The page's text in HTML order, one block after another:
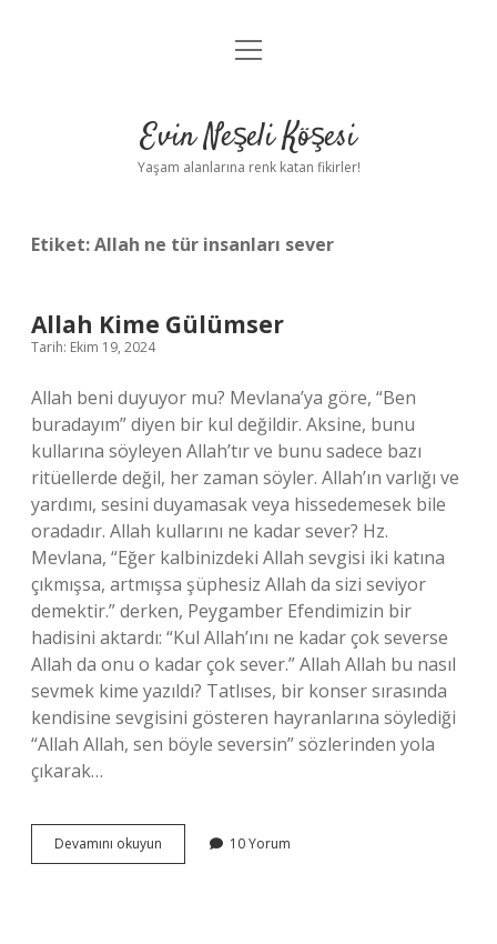
Anasayfa
Yasal Uyarı
menüyü
Evin Neşeli Köşesi
Yaşam alanlarına renk katan fikirler!
Etiket:Allah ne tür insanları sever
Allah Kime Gülümser
Tarih: Ekim 19, 2024
Allah beni duyuyor mu? Mevlana’ya göre, “Ben
buradayım” diyen bir kul değildir. Aksine, bunu
kullarına söyleyen Allah’tır ve bunu sadece bazı
ritüellerde değil, her zaman söyler. Allah’ın varlığı ve
yardımı, sesini duyamasak veya hissedemesek bile
oradadır. Allah kullarını ne kadar sever? Hz.
Mevlana, “Eğer kalbinizdeki Allah sevgisi iki katına
çıkmışsa, artmışsa şüphesiz Allah da sizi seviyor
demektir.” derken, Peygamber Efendimizin bir
hadisini aktardı: “Kul Allah’ını ne kadar çok severse
Allah da onu o kadar çok sever.” Allah Allah bu nasıl
sevmek kime yazıldı? Tatlıses, bir konser sırasında
kendisine sevgisini gösteren hayranlarına söylediği
“Allah Allah, sen böyle seversin” sözlerinden yola
çıkarak…
Devamını okuyun
Kime
10 Yorum